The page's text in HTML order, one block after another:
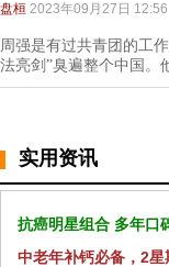
盘桓 2023年09月27日 12:56
周强是有过共青团的工
法亮剑”臭遍整个中国。
实用资讯
抗癌明星组合 多年口
中老年补钙必备，2